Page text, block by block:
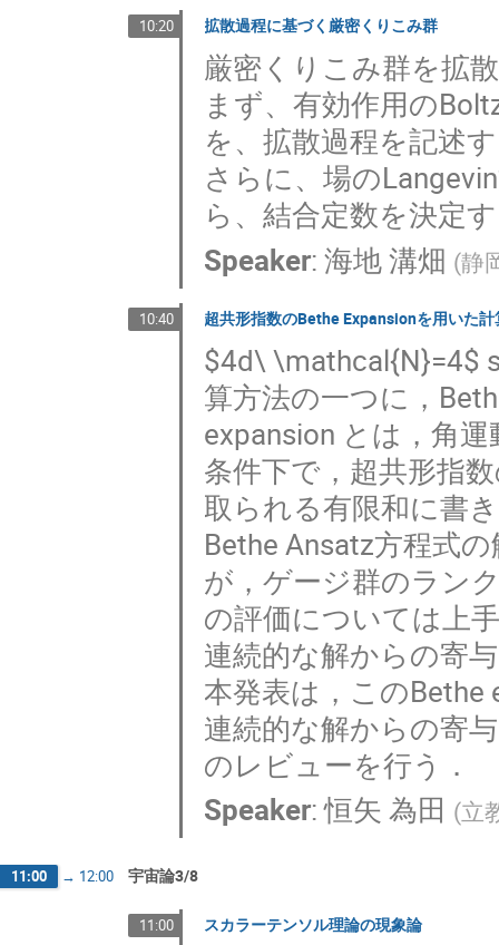
10:20 拡散過程に基づく厳密くりこみ群
厳密くりこみ群を拡
まず、有効作用の
を、拡散過程を記述
さらに、場の
ら、結合定数を決定
Speaker:海地 溝畑 (静
10:40 超共形指数のBethe Expansionを用いた計
$4d\ \mathcal{N}=4$
算方法の一つに，
expansion とは，角
条件下で，超共形指
取られる有限和に書
Bethe Ansatz方程式
が，ゲージ群のラン
の評価については上
連続的な解からの寄
本発表は，この
連続的な解からの寄
のレビューを行う．
Speaker:恒矢 為田 (立
11:00 → 12:00 宇宙論3/8
11:00 スカラーテンソル理論の現象論